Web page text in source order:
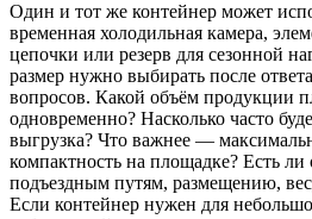
Один и тот же контейнер может
временная холодильная камера,
цепочки или резерв для сезонной
размер нужно выбирать после
вопросов. Какой объём продукции
одновременно? Насколько часто
выгрузка? Что важнее —
компактность на площадке? Есть ли
подъездным путям, размещению,
Если контейнер нужен для